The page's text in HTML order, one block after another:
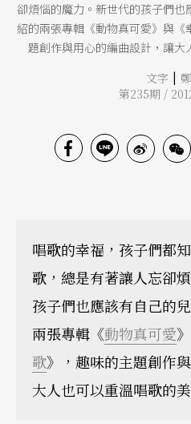
卻煩惱的魔力。新世代的孩子們
紹的兩張專輯《動物真可愛》與
題創作與用心的編曲設計，讓
文字 |
第235期 /
唱歌的幸福，孩子們都
歌，總是有著讓人忘卻
孩子們也應該有自己的
兩張專輯《動物真可愛
歌》，趣味的主題創作
大人也可以重溫唱歌的